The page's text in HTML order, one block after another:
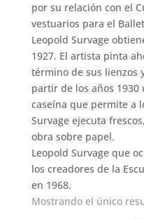
por su relación con el
vestuarios para el
Leopold Survage
1927. El artista pinta
término de sus lienzos
partir de los años
caseína que permite a
Survage ejecuta
obra sobre papel.
Leopold Survage que
los creadores de la
en 1968.
Mostrando el único